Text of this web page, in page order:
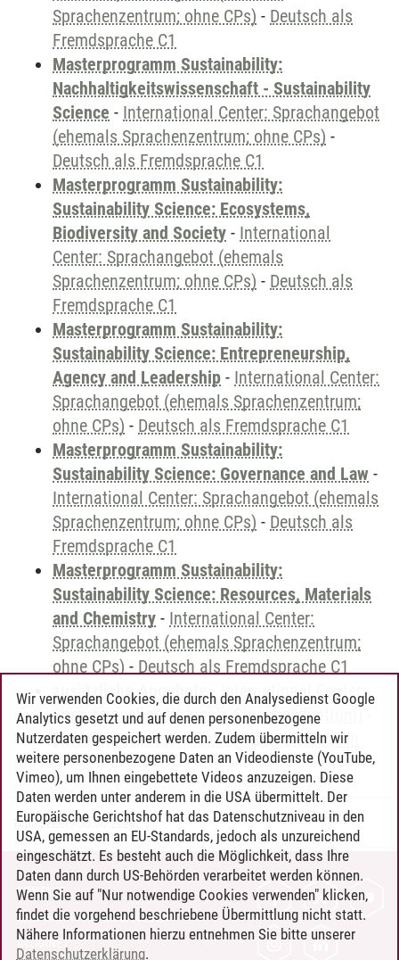
Sprachenzentrum; ohne CPs) - Deutsch als
Fremdsprache C1
Masterprogramm Sustainability:
Nachhaltigkeitswissenschaft - Sustainability
Science - International Center: Sprachangebot
(ehemals Sprachenzentrum; ohne CPs) -
Deutsch als Fremdsprache C1
Masterprogramm Sustainability:
Sustainability Science: Ecosystems,
Biodiversity and Society - International
Center: Sprachangebot (ehemals
Sprachenzentrum; ohne CPs) - Deutsch als
Fremdsprache C1
Masterprogramm Sustainability:
Sustainability Science: Entrepreneurship,
Agency and Leadership - International Center:
Sprachangebot (ehemals Sprachenzentrum;
ohne CPs) - Deutsch als Fremdsprache C1
Masterprogramm Sustainability:
Sustainability Science: Governance and Law -
International Center: Sprachangebot (ehemals
Sprachenzentrum; ohne CPs) - Deutsch als
Fremdsprache C1
Masterprogramm Sustainability:
Sustainability Science: Resources, Materials
and Chemistry - International Center:
Sprachangebot (ehemals Sprachenzentrum;
ohne CPs) - Deutsch als Fremdsprache C1
zusätzliche Angebote- International Center:
Sprachangebot (ehemals Sprachenzentrum)
Sprachangebot und Sonderveranstaltungen
Timo Leder/30.06.2024
KONTAKT
LEUPHANA ALS ARBEITGEBER
INTRANET
Wir verwenden Cookies, die durch den Analysedienst Google
Analytics gesetzt und auf denen personenbezogene
Nutzerdaten gespeichert werden. Zudem übermitteln wir
weitere personenbezogene Daten an Videodienste (YouTube,
Vimeo), um Ihnen eingebettete Videos anzuzeigen. Diese
Daten werden unter anderem in die USA übermittelt. Der
Europäische Gerichtshof hat das Datenschutzniveau in den
USA, gemessen an EU-Standards, jedoch als unzureichend
eingeschätzt. Es besteht auch die Möglichkeit, dass Ihre
Daten dann durch US-Behörden verarbeitet werden können.
Wenn Sie auf "Nur notwendige Cookies verwenden" klicken,
findet die vorgehend beschriebene Übermittlung nicht statt.
Nähere Informationen hierzu entnehmen Sie bitte unserer
Datenschutzerklärung.